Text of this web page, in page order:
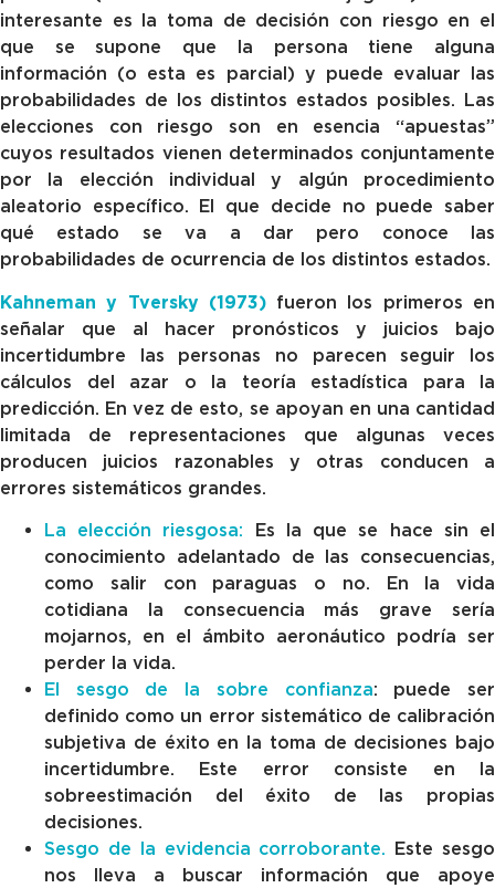
interesante es la toma de decisión con riesgo en el
que se supone que la persona tiene alguna
información (o esta es parcial) y puede evaluar las
probabilidades de los distintos estados posibles. Las
elecciones con riesgo son en esencia “apuestas”
cuyos resultados vienen determinados conjuntamente
por la elección individual y algún procedimiento
aleatorio específico. El que decide no puede saber
qué estado se va a dar pero conoce las
probabilidades de ocurrencia de los distintos estados.
Kahneman y Tversky (1973)fueron los primeros en
señalar que al hacer pronósticos y juicios bajo
incertidumbre las personas no parecen seguir los
cálculos del azar o la teoría estadística para la
predicción. En vez de esto, se apoyan en una cantidad
limitada de representaciones que algunas veces
producen juicios razonables y otras conducen a
errores sistemáticos grandes.
La elección riesgosa: Es la que se hace sin el
conocimiento adelantado de las consecuencias,
como salir con paraguas o no. En la vida
cotidiana la consecuencia más grave sería
mojarnos, en el ámbito aeronáutico podría ser
perder la vida.
El sesgo de la sobre confianza: puede ser
definido como un error sistemático de calibración
subjetiva de éxito en la toma de decisiones bajo
incertidumbre. Este error consiste en la
sobreestimación del éxito de las propias
decisiones.
Sesgo de la evidencia corroborante. Este sesgo
nos lleva a buscar información que apoye